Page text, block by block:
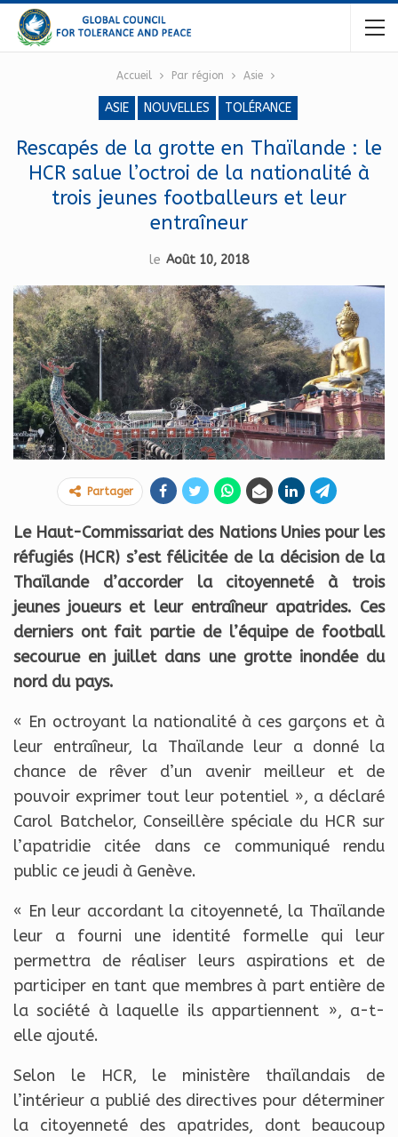
Accueil Par région Asie
ASIE NOUVELLES TOLÉRANCE
Rescapés de la grotte en Thaïlande : le
HCR salue l’octroi de la nationalité à
trois jeunes footballeurs et leur
entraîneur
le Août 10, 2018
Partager
Le Haut-Commissariat des Nations Unies pour les
réfugiés (HCR) s’est félicitée de la décision de la
Thaïlande d’accorder la citoyenneté à trois
jeunes joueurs et leur entraîneur apatrides. Ces
derniers ont fait partie de l’équipe de football
secourue en juillet dans une grotte inondée du
nord du pays.
« En octroyant la nationalité à ces garçons et à
leur entraîneur, la Thaïlande leur a donné la
chance de rêver d’un avenir meilleur et de
pouvoir exprimer tout leur potentiel », a déclaré
Carol Batchelor, Conseillère spéciale du HCR sur
l’apatridie citée dans ce communiqué rendu
public ce jeudi à Genève.
« En leur accordant la citoyenneté, la Thaïlande
leur a fourni une identité formelle qui leur
permettra de réaliser leurs aspirations et de
participer en tant que membres à part entière de
la société à laquelle ils appartiennent », a-t-
elle ajouté.
Selon le HCR, le ministère thaïlandais de
l’intérieur a publié des directives pour déterminer
la citoyenneté des apatrides, dont beaucoup